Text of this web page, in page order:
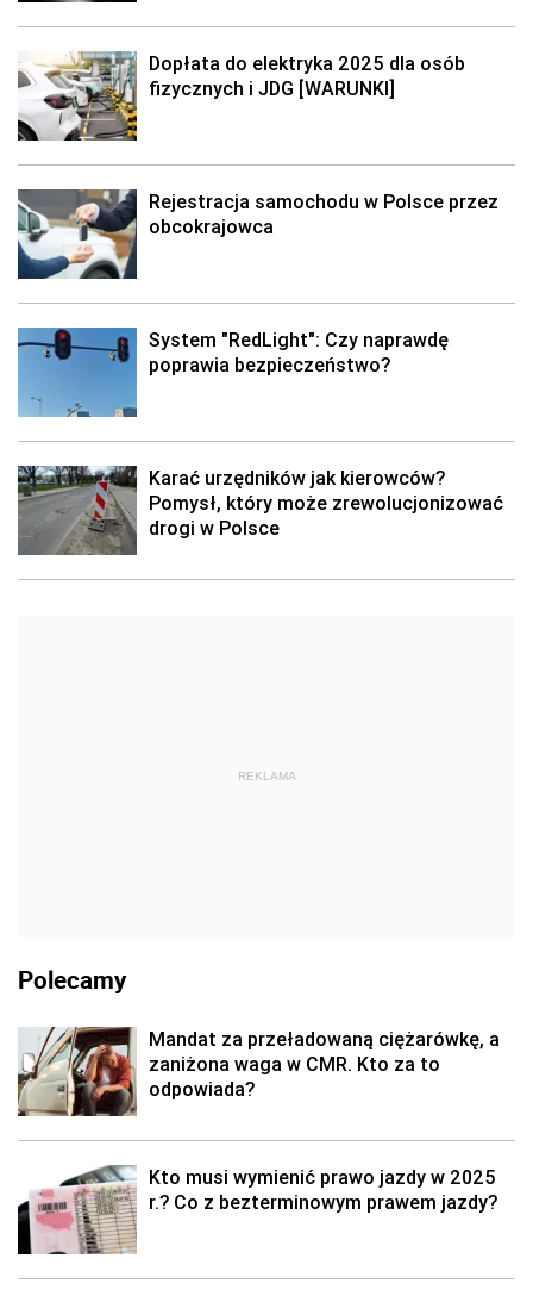
Dopłata do elektryka 2025 dla osób
fizycznych i JDG [WARUNKI]
Rejestracja samochodu w Polsce przez
obcokrajowca
System "RedLight": Czy naprawdę
poprawia bezpieczeństwo?
Karać urzędników jak kierowców?
Pomysł, który może zrewolucjonizować
drogi w Polsce
REKLAMA
Polecamy
Mandat za przeładowaną ciężarówkę, a
zaniżona waga w CMR. Kto za to
odpowiada?
Kto musi wymienić prawo jazdy w 2025
r.? Co z bezterminowym prawem jazdy?